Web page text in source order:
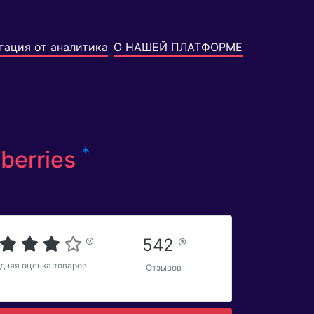
от аналитика О НАШЕЙ ПЛАТФОРМЕ
*
оценка товаров
542
Отзывов